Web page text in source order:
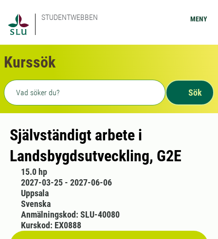
STUDENTWEBBEN MENY
Kurssök
Fritext sökning
Sök
Självständigt arbete i
Landsbygdsutveckling, G2E
15.0 hp
2027-03-25 - 2027-06-06
Uppsala
Svenska
Anmälningskod: SLU-40080
Kurskod: EX0888